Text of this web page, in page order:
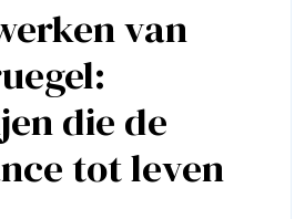
van
die de
tot leven